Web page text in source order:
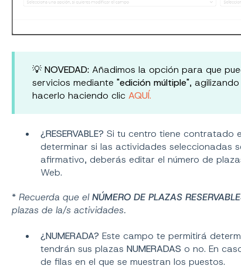
💡NOVEDAD:Añadimos la opción para que
servicios mediante "edición múltiple",
hacerlo haciendo clic AQUÍ.
¿RESERVABLE? Si tu centro tiene contratado
determinar si las actividades seleccionadas
afirmativo, deberás editar el número de
Web.
* Recuerda que elNÚMERO DE PLAZAS
plazas de la/s actividades.
¿NUMERADA? Este campo te permitirá
tendrán sus plazas NUMERADAS o no. En
de filas en el que se muestran los puestos.